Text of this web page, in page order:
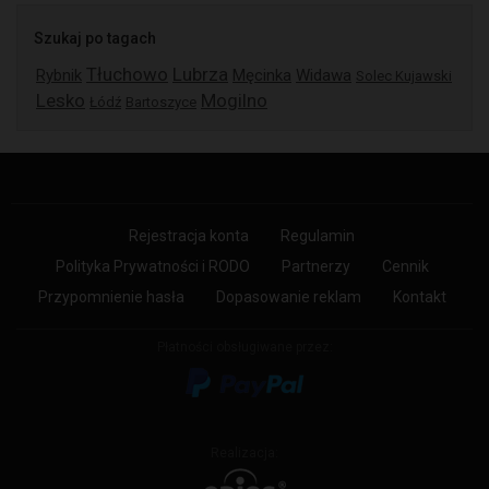
Szukaj po tagach
Rybnik Tłuchowo Lubrza Męcinka Widawa Solec Kujawski
Lesko Łódź Bartoszyce Mogilno
Rejestracja konta
Regulamin
Polityka Prywatności i RODO
Partnerzy
Cennik
Przypomnienie hasła
Dopasowanie reklam Kontakt